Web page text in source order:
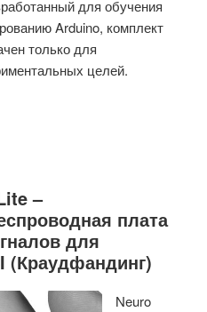
для обучения
Arduino, комплект
только для
целей.
–
плата
для
(Краудфандинг)
Neuro